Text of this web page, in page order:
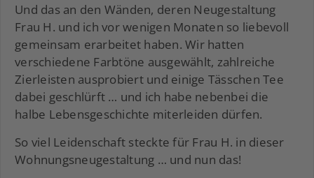
Und das an den Wänden, deren Neugestaltung
Frau H. und ich vor wenigen Monaten so liebevoll
gemeinsam erarbeitet haben. Wir hatten
verschiedene Farbtöne ausgewählt, zahlreiche
Zierleisten ausprobiert und einige Tässchen Tee
dabei geschlürft … und ich habe nebenbei die
halbe Lebensgeschichte miterleiden dürfen.
So viel Leidenschaft steckte für Frau H. in dieser
Wohnungsneugestaltung … und nun das!